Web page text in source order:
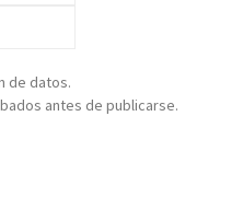
de datos.
antes de publicarse.